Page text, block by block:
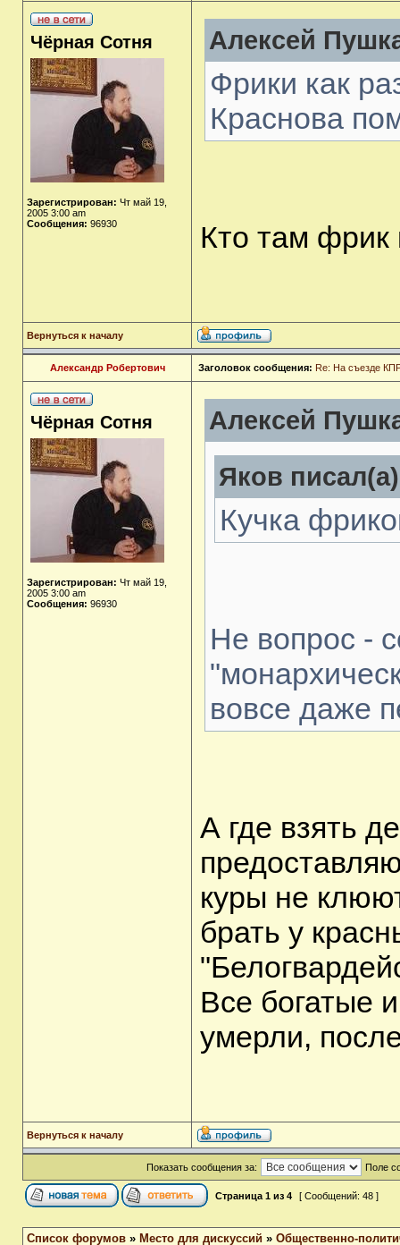
Чёрная Сотня
Зарегистрирован: Чт май 19,
2005 3:00 am
Сообщения: 96930
Алексей
Фрики как
Краснова
Кто там
Вернуться к началу
Александр Робертович Заголовок сообщения: Re: На съезде
Чёрная Сотня
Зарегистрирован: Чт май 19,
2005 3:00 am
Сообщения: 96930
Алексей
Яков
Кучка
Не вопрос -
вовсе даже
А где взять
куры не
брать у
Все богатые
умерли,
Вернуться к началу
Показать сообщения за: Поле
Страница 1 из 4 [ Сообщений: 48 ]
Список форумов » Место для дискуссий » Общественно-